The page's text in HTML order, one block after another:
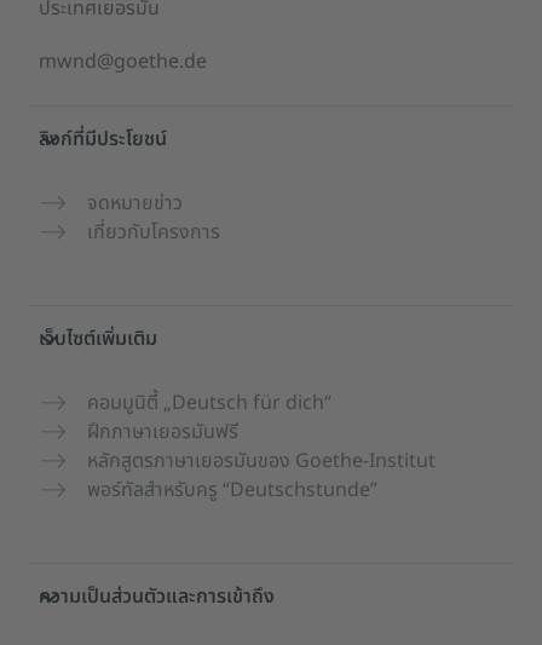
ประเทศเยอรมัน
mwnd@goethe.de
ลิงก์ที่มีประโยชน์
จดหมายข่าว
เกี่ยวกับโครงการ
เว็บไซต์เพิ่มเติม
คอมมูนิตี้ „Deutsch für dich“
ฝึกภาษาเยอรมันฟรี
หลักสูตรภาษาเยอรมันของ Goethe-Institut
พอร์ทัลสำหรับครู “Deutschstunde”
ความเป็นส่วนตัวและการเข้าถึง